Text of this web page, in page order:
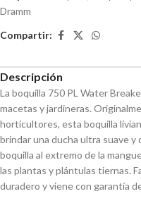
Dramm
Compartir:
Descripción
La boquilla 750 PL Water
macetas y jardineras.
horticultores, esta boquilla
brindar una ducha ultra suave
boquilla al extremo de la
las plantas y plántulas tiernas.
duradero y viene con garantía